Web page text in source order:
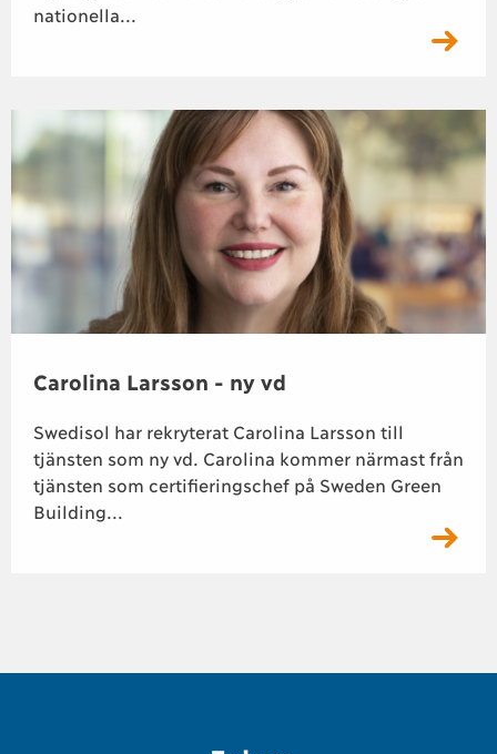
nationella...
Carolina Larsson - ny vd
Swedisol har rekryterat Carolina Larsson till
tjänsten som ny vd. Carolina kommer närmast från
tjänsten som certifieringschef på Sweden Green
Building...